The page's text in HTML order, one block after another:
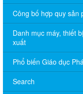
Công bố hợp quy sản
Danh mục máy, thiết
xuất
Phổ biến Giáo dục
Search